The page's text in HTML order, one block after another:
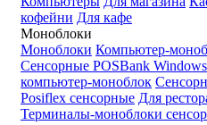
кофейни Для кафе
Моноблоки
Моноблоки Компьютер-
Сенсорные POSBank Windows
компьютер-моноблок
Posiflex сенсорные Для
Терминалы-моноблоки